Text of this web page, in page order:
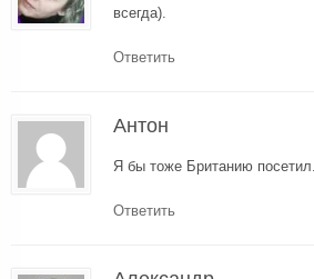
всегда).
Ответить
Антон
Я бы тоже Британию посетил.
Ответить